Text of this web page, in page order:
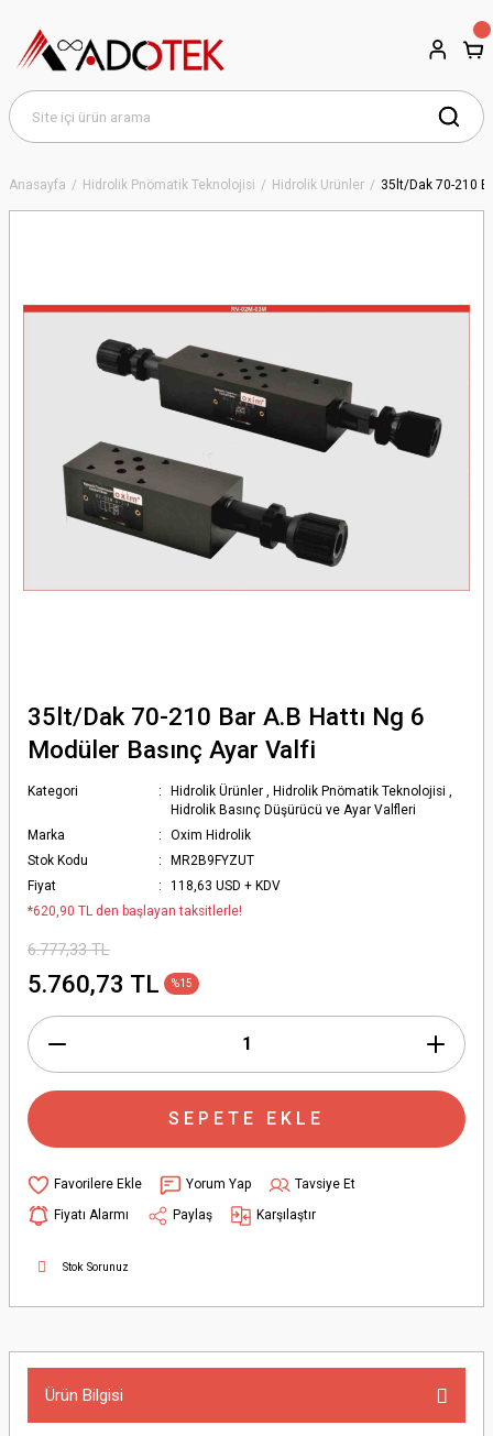
Anasayfa Hidrolik Pnömatik Teknolojisi Hidrolik Ürünler 35lt/Dak 70-210
35lt/Dak 70-210 Bar A.B Hattı Ng 6
Modüler Basınç Ayar Valfi
Kategori Hidrolik Ürünler , Hidrolik Pnömatik Teknolojisi ,
Hidrolik Basınç Düşürücü ve Ayar Valfleri
Marka
Oxim Hidrolik
Stok Kodu
MR2B9FYZUT
Fiyat
118,63 USD + KDV
*620,90 TL den başlayan taksitlerle!
6.777,33 TL
5.760,73 TL %15
SEPETE EKLE
Yorum Yap
Tavsiye Et
Fiyatı Alarmı
Paylaş Karşılaştır
Stok Sorunuz
Ürün Bilgisi